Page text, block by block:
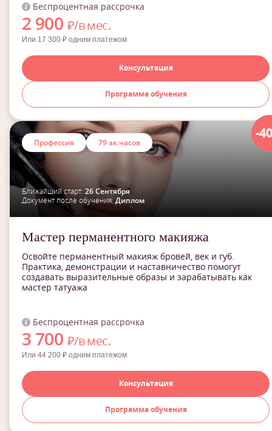
Беспроцентная рассрочка
2 900 ₽/в мес.
Или 17 300 ₽ одним платежом
Консультация
Программа обучения
-
Профессия 79 ак.часов
Ближайший старт: 26 Сентября
Документ после обучения:Диплом
Мастер перманентного макияжа
Освойте перманентный макияж бровей, век и губ.
Практика, демонстрации и наставничество помогут
создавать выразительные образы и зарабатывать как
мастер татуажа
Беспроцентная рассрочка
3 700 ₽/в мес.
Или 44 200 ₽ одним платежом
Консультация
Программа обучения